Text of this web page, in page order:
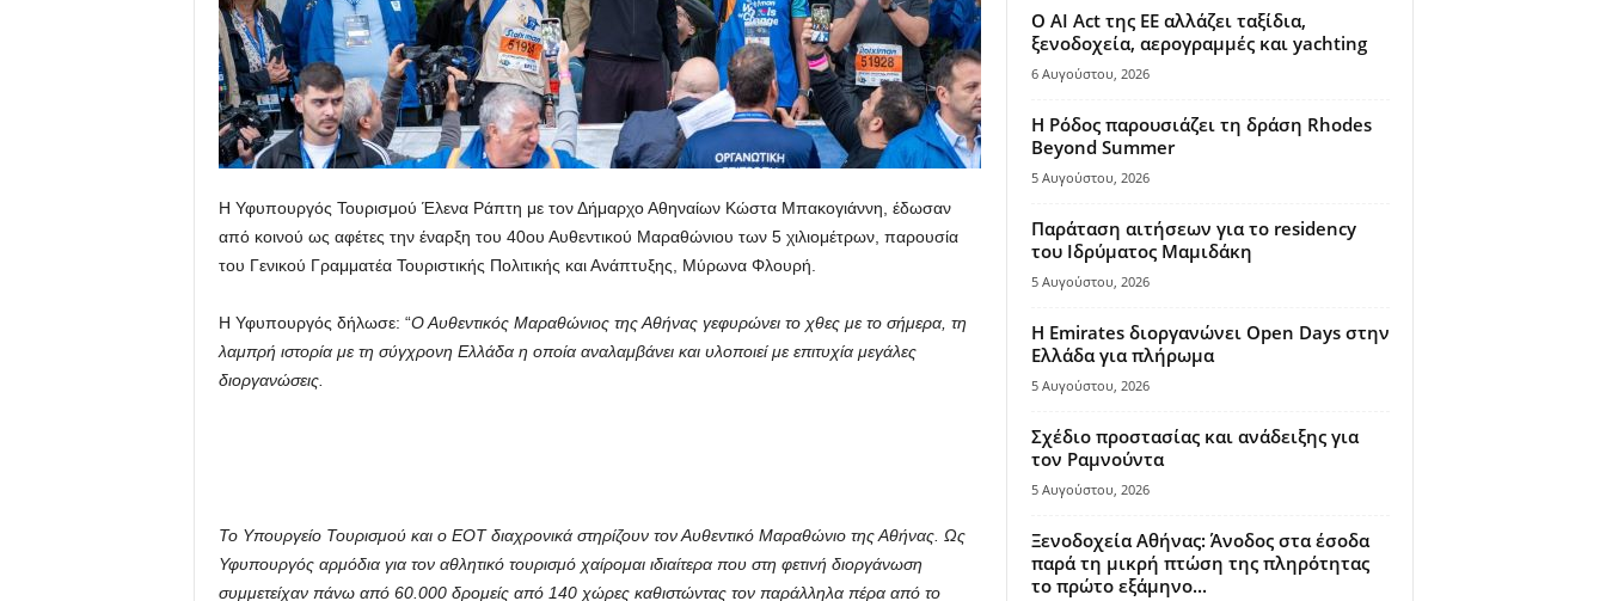
Η Υφυπουργός Τουρισμού Έλενα Ράπτη με τον Δήμαρχο Αθηναίων Κώστα Μπακογιάννη, έδωσαν
από κοινού ως αφέτες την έναρξη του 40ου Αυθεντικού Μαραθώνιου των 5 χιλιομέτρων, παρουσία
του Γενικού Γραμματέα Τουριστικής Πολιτικής και Ανάπτυξης, Μύρωνα Φλουρή.
Η Υφυπουργός δήλωσε: “Ο Αυθεντικός Μαραθώνιος της Αθήνας γεφυρώνει το χθες με το σήμερα, τη
λαμπρή ιστορία με τη σύγχρονη Ελλάδα η οποία αναλαμβάνει και υλοποιεί με επιτυχία μεγάλες
διοργανώσεις.
Το Υπουργείο Τουρισμού και ο ΕΟΤ διαχρονικά στηρίζουν τον Αυθεντικό Μαραθώνιο της Αθήνας. Ως
Υφυπουργός αρμόδια για τον αθλητικό τουρισμό χαίρομαι ιδιαίτερα που στη φετινή διοργάνωση
συμμετείχαν πάνω από 60.000 δρομείς από 140 χώρες καθιστώντας τον παράλληλα πέρα από το
Ο AI Act της ΕΕ αλλάζει ταξίδια,
ξενοδοχεία, αερογραμμές και yachting
6 Αυγούστου, 2026
Η Ρόδος παρουσιάζει τη δράση Rhodes
Beyond Summer
5 Αυγούστου, 2026
Παράταση αιτήσεων για το residency
του Ιδρύματος Μαμιδάκη
5 Αυγούστου, 2026
Η Emirates διοργανώνει Open Days στην
Ελλάδα για πλήρωμα
5 Αυγούστου, 2026
Σχέδιο προστασίας και ανάδειξης για
τον Ραμνούντα
5 Αυγούστου, 2026
Ξενοδοχεία Αθήνας: Άνοδος στα έσοδα
παρά τη μικρή πτώση της πληρότητας
το πρώτο εξάμηνο...